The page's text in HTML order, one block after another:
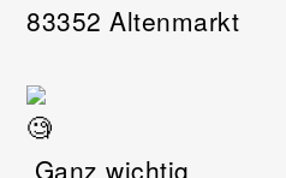
83352 Altenmarkt
Ganz wichtig